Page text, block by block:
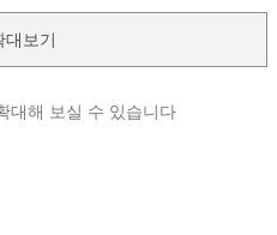
대보기
대해 보실 수 있습니다